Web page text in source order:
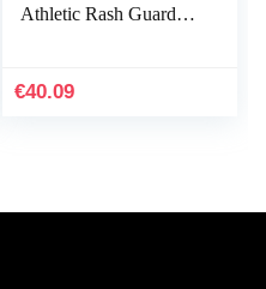
Athletic Rash Guard
Atletisch Splice Rits…
€40.09